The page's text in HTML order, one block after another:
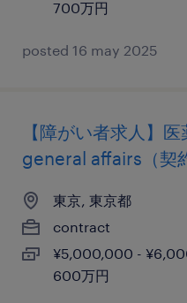
700万円
posted 16 may 2025
【障がい者求人】
general affairs（契
東京, 東京都
contract
¥5,000,000 -
600万円